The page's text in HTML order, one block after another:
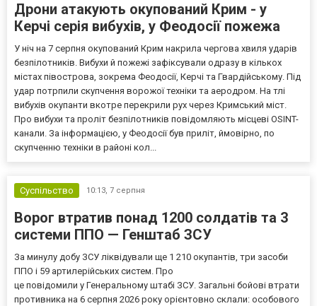
Дрони атакують окупований Крим - у
Керчі серія вибухів, у Феодосії пожежа
У ніч на 7 серпня окупований Крим накрила чергова хвиля ударів
безпілотників. Вибухи й пожежі зафіксували одразу в кількох
містах півострова, зокрема Феодосії, Керчі та Гвардійському. Під
удар потрпили скупчення ворожої техніки та аеродром. На тлі
вибухів окупанти вкотре перекрили рух через Кримський міст.
Про вибухи та проліт безпілотників повідомляють місцеві OSINT-
канали. За інформацією, у Феодосії був приліт, ймовірно, по
скупченню техніки в районі кол...
Суспільство 10:13, 7 серпня
Ворог втратив понад 1200 солдатів та 3
системи ППО — Генштаб ЗСУ
За минулу добу ЗСУ ліквідували ще 1 210 окупантів, три засоби
ППО і 59 артилерійських систем. Про
це повідомили у Генеральному штабі ЗСУ. Загальні бойові втрати
противника на 6 серпня 2026 року орієнтовно склали: особового